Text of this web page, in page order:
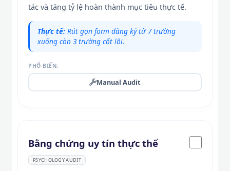
tác và tăng tỷ lệ hoàn thành mục tiêu thực tế.
Thực tế: Rút gọn form đăng ký từ 7 trường
xuống còn 3 trường cốt lõi.
PHỔ BIẾN:
Manual Audit
Bằng chứng uy tín thực thể
PSYCHOLOGY AUDIT